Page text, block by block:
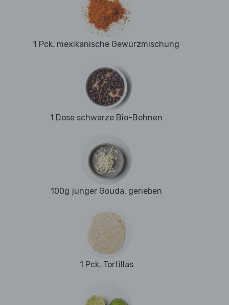
1 Pck. mexikanische Gewürzmischung
1 Dose schwarze Bio-Bohnen
100g junger Gouda, gerieben
1 Pck. Tortillas